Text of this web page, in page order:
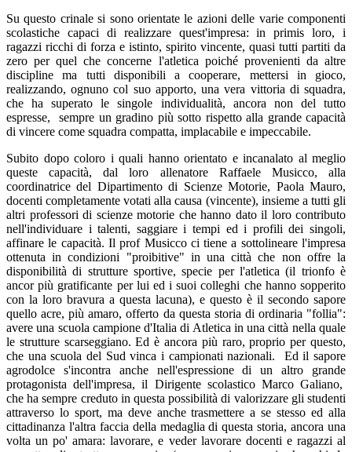
Su questo crinale si sono orientate le azioni delle varie componenti
scolastiche capaci di realizzare quest'impresa: in primis loro, i
ragazzi ricchi di forza e istinto, spirito vincente, quasi tutti partiti da
zero per quel che concerne l'atletica poiché provenienti da altre
discipline ma tutti disponibili a cooperare, mettersi in gioco,
realizzando, ognuno col suo apporto, una vera vittoria di squadra,
che ha superato le singole individualità, ancora non del tutto
espresse,
sempre un gradino più sotto rispetto alla grande capacità
di vincere come squadra compatta, implacabile e impeccabile.
Subito dopo coloro i quali hanno orientato e incanalato al meglio
queste capacità, dal loro allenatore Raffaele Musicco, alla
coordinatrice del Dipartimento di Scienze Motorie, Paola Mauro,
docenti completamente votati alla causa (vincente), insieme a tutti gli
altri professori di scienze motorie che hanno dato il loro contributo
nell'individuare i talenti, saggiare i tempi ed i profili dei singoli,
affinare le capacità. Il prof Musicco ci tiene a sottolineare l'impresa
ottenuta in condizioni "proibitive" in una città che non offre la
disponibilità di strutture sportive, specie per l'atletica (il trionfo è
ancor più gratificante per lui ed i suoi colleghi che hanno sopperito
con la loro bravura a questa lacuna), e questo è il secondo sapore
quello acre, più amaro, offerto da questa storia di ordinaria "follia":
avere una scuola campione d'Italia di Atletica in una città nella quale
le strutture scarseggiano. Ed è ancora più raro, proprio per questo,
che una scuola del Sud vinca i campionati nazionali.
Ed il sapore
agrodolce s'incontra anche nell'espressione di un altro grande
protagonista dell'impresa, il Dirigente scolastico Marco Galiano,
che ha sempre creduto in questa possibilità di valorizzare gli studenti
attraverso lo sport, ma deve anche trasmettere a se stesso ed alla
cittadinanza l'altra faccia della medaglia di questa storia, ancora una
volta un po' amara: lavorare, e veder lavorare docenti e ragazzi al